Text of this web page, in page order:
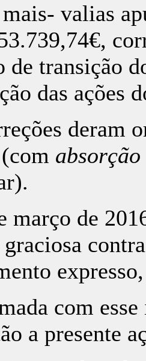
valias
de transição
das ações
deram
absorção
março de
com
a presente